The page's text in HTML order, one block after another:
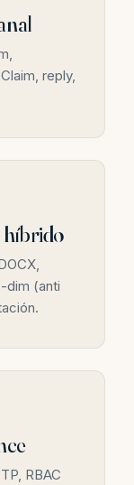
reply,
híbrido
dim (anti
RBAC